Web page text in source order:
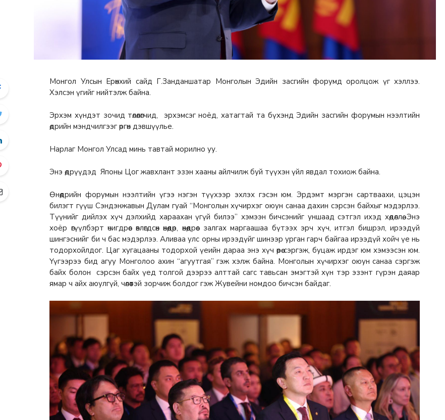
Монгол Улсын Ерөнхий сайд Г.Занданшатар Монголын Эдийн засгийн форумд оролцож үг хэллээ.
Хэлсэн үгийг нийтэлж байна.
Эрхэм хүндэт зочид төлөөлөгчид, эрхэмсэг ноёд, хатагтай та бүхэнд Эдийн засгийн форумын нээлтийн
өдрийн мэндчилгээг өргөн дэвшүүлье.
Нарлаг Монгол Улсад минь тавтай морилно уу.
Энэ өдрүүдэд Японы Цог жавхлант эзэн хааны айлчилж буй түүхэн үйл явдал тохиож байна.
Өнөөдрийн форумын нээлтийн үгээ нэгэн түүхээр эхлэх гэсэн юм. Эрдэмт мэргэн сартваахи, цэцэн
билэгт гүүш Сэндэнжавын Дулам гуай “Монголын хүчирхэг оюун санаа дахин сэрсэн байхыг мэдэрлээ.
Түүнийг дийлэх хүч дэлхийд хараахан үгүй билээ” хэмээн бичсэнийг уншаад сэтгэл ихэд хөдөллөө. Энэ
хоёр өгүүлбэрт өчигдрөөс өвлөгдсөн өнөөдөр, өнөөдрөөс залгах маргаашаа бүтээх эрч хүч, итгэл бишрэл, ирээдүй
шингэснийг би ч бас мэдэрлээ. Аливаа улс орны ирээдүйг шинээр урган гарч байгаа ирээдүй хойч үе нь
тодорхойлдог. Цаг хугацааны тодорхой үеийн дараа энэ хүч өөрөө сэргэж, буцаж ирдэг юм хэмээсэн юм.
Үүгээрээ бид агуу Монголоо ахин “агуутгая” гэж хэлж байна. Монголын хүчирхэг оюун санаа сэргэж
байх болон сэрсэн байх үед толгой дээрээ алттай сагс тавьсан эмэгтэй хүн тэр эзэнт гүрэн даяар
ямар ч айх аюулгүй, чөлөөтэй зорчиж болдог гэж Жувейни номдоо бичсэн байдаг.